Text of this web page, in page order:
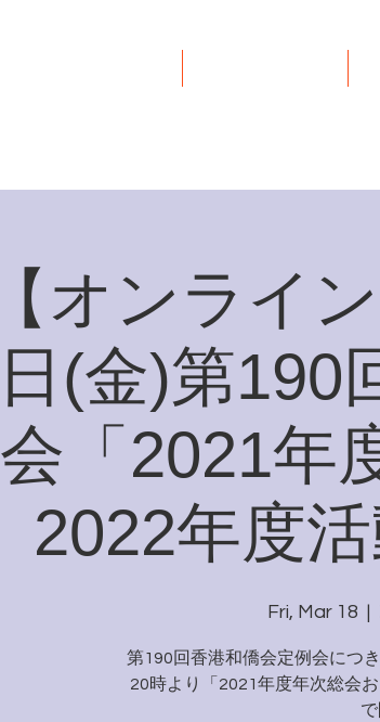
【オンライ
日(金)第190
会「2021年
2022年度
Fri, Mar 18
  |
第190回香港和僑会定例会につ
20時より「2021年度年次総会